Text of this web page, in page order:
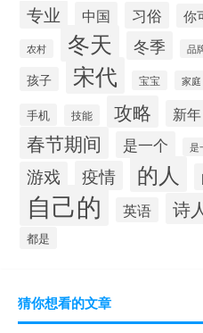
专业 中国 习俗 你
农村 冬天 冬季 品
孩子 宋代 宝宝 家庭
手机 技能 攻略 新年
春节期间 是一个 是
游戏 疫情 的人
自己的 英语 诗
都是
猜你想看的文章